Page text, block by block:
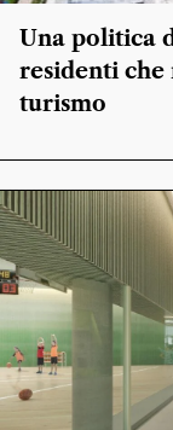
Una politica
residenti che
turismo